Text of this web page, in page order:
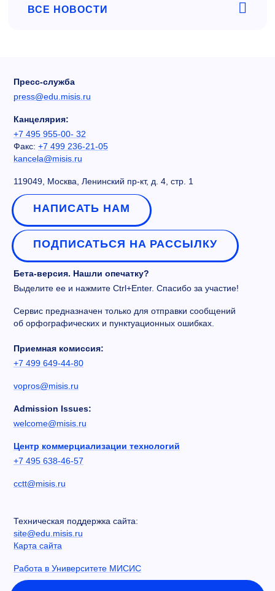
ВСЕ НОВОСТИ
Пресс-служба
press@edu.misis.ru
Канцелярия:
+7 495 955-00- 32
Факс: +7 499 236-21-05
kancela@misis.ru
119049, Москва, Ленинский пр-кт, д. 4, стр. 1
НАПИСАТЬ НАМ
ПОДПИСАТЬСЯ НА РАССЫЛКУ
Бета-версия. Нашли опечатку?
Выделите ее и нажмите Ctrl+Enter. Спасибо за участие!
Сервис предназначен только для отправки сообщений
об орфографических и пунктуационных ошибках.
Приемная комиссия:
+7 499 649-44-80
vopros@misis.ru
Admission Issues:
welcome@misis.ru
Центр коммерциализации технологий
+7 495 638-46-57
cctt@misis.ru
Техническая поддержка сайта:
site@edu.misis.ru
Карта сайта
Работа в Университете МИСИС